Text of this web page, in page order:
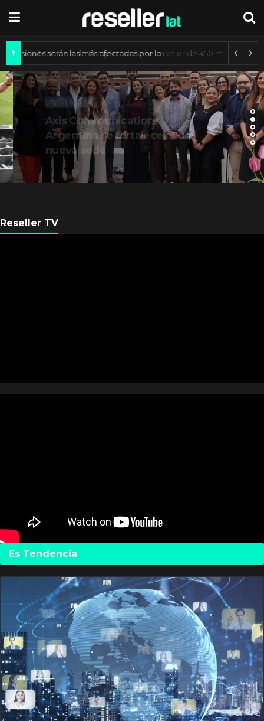
¿Qué profesiones serán las más afectadas por la IA generativa?
ARGENTINA
Axis Communications
Argentina se fortalece con
nueva sede
Reseller TV
Es Tendencia